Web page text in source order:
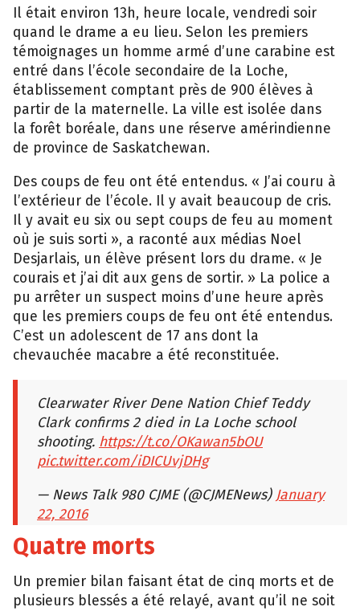
Il était environ 13h, heure locale, vendredi soir
quand le drame a eu lieu. Selon les premiers
témoignages un homme armé d’une carabine est
entré dans l’école secondaire de la Loche,
établissement comptant près de 900 élèves à
partir de la maternelle. La ville est isolée dans
la forêt boréale, dans une réserve amérindienne
de province de Saskatchewan.
Des coups de feu ont été entendus. « J’ai couru à
l’extérieur de l’école. Il y avait beaucoup de cris.
Il y avait eu six ou sept coups de feu au moment
où je suis sorti », a raconté aux médias Noel
Desjarlais, un élève présent lors du drame. « Je
courais et j’ai dit aux gens de sortir. » La police a
pu arrêter un suspect moins d’une heure après
que les premiers coups de feu ont été entendus.
C’est un adolescent de 17 ans dont la
chevauchée macabre a été reconstituée.
Clearwater River Dene Nation Chief Teddy
Clark confirms 2 died in La Loche school
shooting. https://t.co/OKawan5bOU
pic.twitter.com/iDICUvjDHg
— News Talk 980 CJME (@CJMENews) January
22, 2016
Quatre morts
Un premier bilan faisant état de cinq morts et de
plusieurs blessés a été relayé, avant qu’il ne soit